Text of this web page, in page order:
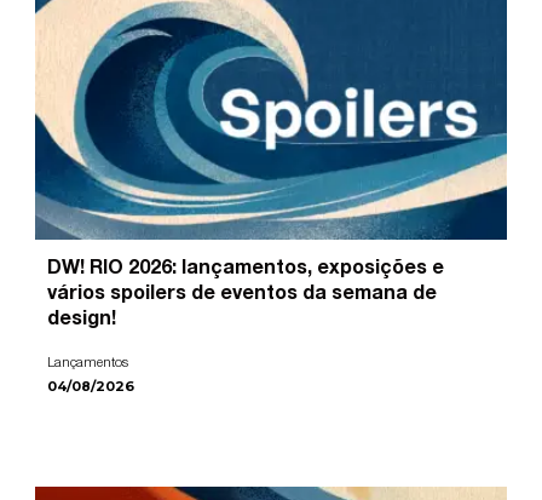
DW! RIO 2026: lançamentos, exposições e
vários spoilers de eventos da semana de
design!
Lançamentos
04/08/2026